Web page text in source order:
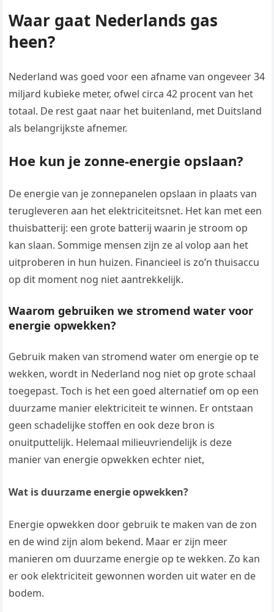
Waar gaat Nederlands gas
heen?
Nederland was goed voor een afname van ongeveer 34
miljard kubieke meter, ofwel circa 42 procent van het
totaal. De rest gaat naar het buitenland, met Duitsland
als belangrijkste afnemer.
Hoe kun je zonne-energie opslaan?
De energie van je zonnepanelen opslaan in plaats van
terugleveren aan het elektriciteitsnet. Het kan met een
thuisbatterij: een grote batterij waarin je stroom op
kan slaan. Sommige mensen zijn ze al volop aan het
uitproberen in hun huizen. Financieel is zo’n thuisaccu
op dit moment nog niet aantrekkelijk.
Waarom gebruiken we stromend water voor
energie opwekken?
Gebruik maken van stromend water om energie op te
wekken, wordt in Nederland nog niet op grote schaal
toegepast. Toch is het een goed alternatief om op een
duurzame manier elektriciteit te winnen. Er ontstaan
geen schadelijke stoffen en ook deze bron is
onuitputtelijk. Helemaal milieuvriendelijk is deze
manier van energie opwekken echter niet,
Wat is duurzame energie opwekken?
Energie opwekken door gebruik te maken van de zon
en de wind zijn alom bekend. Maar er zijn meer
manieren om duurzame energie op te wekken. Zo kan
er ook elektriciteit gewonnen worden uit water en de
bodem.